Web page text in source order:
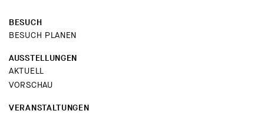
BESUCH
BESUCH PLANEN
AUSSTELLUNGEN
AKTUELL
VORSCHAU
VERANSTALTUNGEN